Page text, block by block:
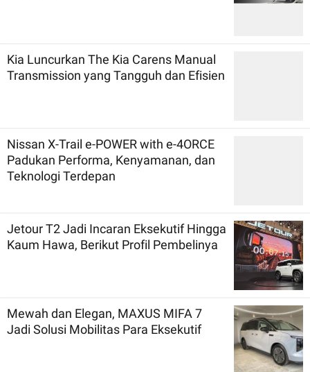
Kia Luncurkan The Kia Carens Manual
Transmission yang Tangguh dan Efisien
Nissan X-Trail e-POWER with e-4ORCE
Padukan Performa, Kenyamanan, dan
Teknologi Terdepan
Jetour T2 Jadi Incaran Eksekutif Hingga
Kaum Hawa, Berikut Profil Pembelinya
Mewah dan Elegan, MAXUS MIFA 7
Jadi Solusi Mobilitas Para Eksekutif